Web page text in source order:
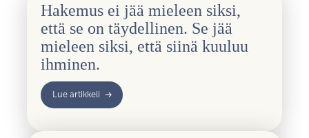
Hakemus ei jää mieleen siksi,
että se on täydellinen. Se jää
mieleen siksi, että siinä kuuluu
ihminen.
Lue artikkeli